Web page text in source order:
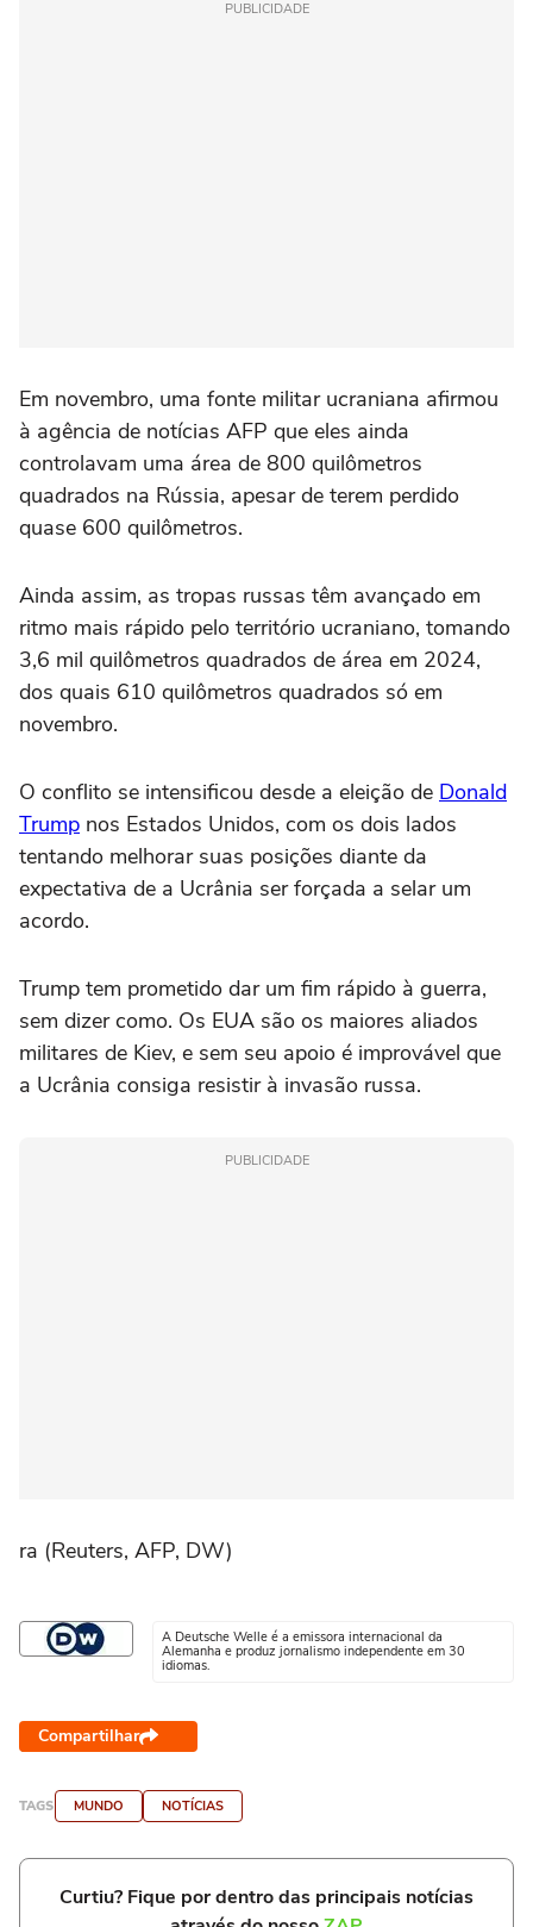
PUBLICIDADE
Em novembro, uma fonte militar ucraniana afirmou
à agência de notícias AFP que eles ainda
controlavam uma área de 800 quilômetros
quadrados na Rússia, apesar de terem perdido
quase 600 quilômetros.
Ainda assim, as tropas russas têm avançado em
ritmo mais rápido pelo território ucraniano, tomando
3,6 mil quilômetros quadrados de área em 2024,
dos quais 610 quilômetros quadrados só em
novembro.
O conflito se intensificou desde a eleição de Donald
Trump nos Estados Unidos, com os dois lados
tentando melhorar suas posições diante da
expectativa de a Ucrânia ser forçada a selar um
acordo.
Trump tem prometido dar um fim rápido à guerra,
sem dizer como. Os EUA são os maiores aliados
militares de Kiev, e sem seu apoio é improvável que
a Ucrânia consiga resistir à invasão russa.
PUBLICIDADE
ra (Reuters, AFP, DW)
A Deutsche Welle é a emissora internacional da
Alemanha e produz jornalismo independente em 30
idiomas.
Compartilhar
TAGS MUNDO NOTÍCIAS
Curtiu? Fique por dentro das principais notícias